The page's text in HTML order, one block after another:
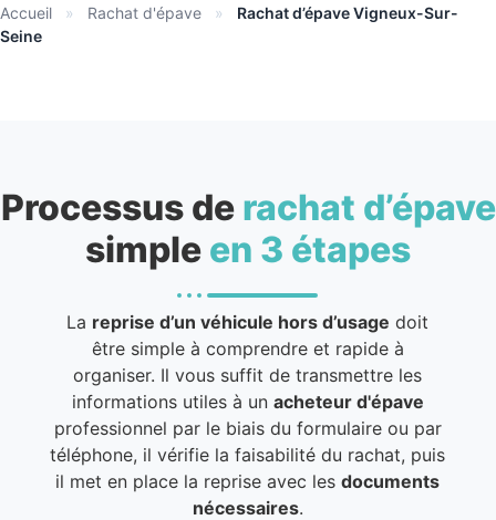
Accueil » Rachat d'épave »
Rachat d’épave Vigneux-Sur-
Seine
Processus de rachat d’épave
simple en 3 étapes
La reprise d’un véhicule hors d’usage doit
être simple à comprendre et rapide à
organiser. Il vous suffit de transmettre les
informations utiles à un acheteur d'épave
professionnel par le biais du formulaire ou par
téléphone, il vérifie la faisabilité du rachat, puis
il met en place la reprise avec lesdocuments
nécessaires.